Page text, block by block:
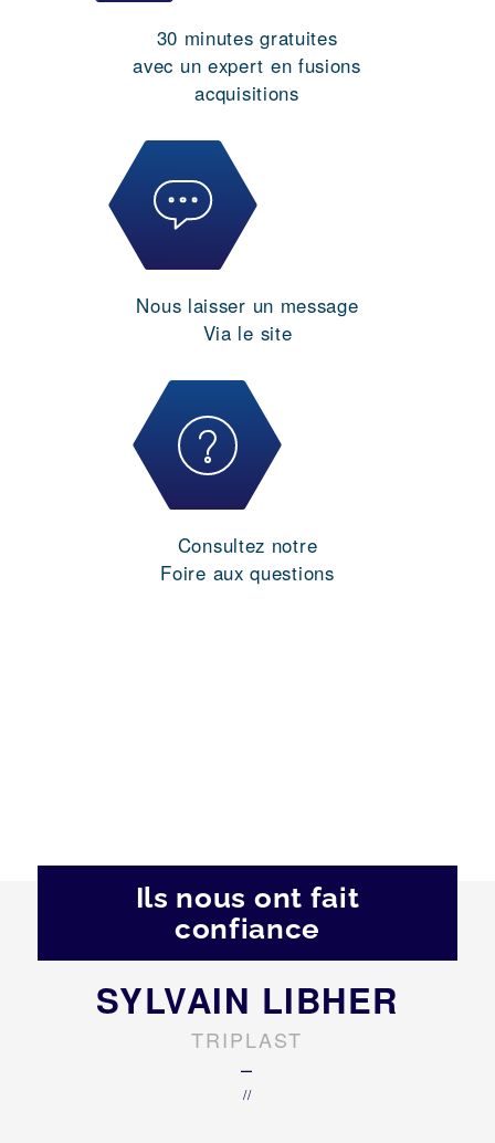
30 minutes gratuites
avec un expert en fusions
acquisitions
Nous laisser un message
Via le site
Consultez notre
Foire aux questions
Ils nous ont fait
confiance
SYLVAIN LIBHER
TRIPLAST
–
//